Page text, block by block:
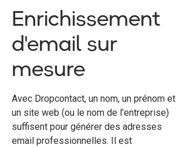
Enrichissement
d'email sur
mesure
Avec Dropcontact, un nom, un prénom et
un site web (ou le nom de l'entreprise)
suffisent pour générer des adresses
email professionnelles. Il est